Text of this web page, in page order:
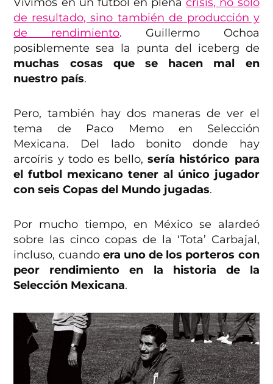
de resultado, sino también de producción y
de rendimiento. Guillermo Ochoa
posiblemente sea la punta del iceberg de
muchas cosas que se hacen mal en
nuestro país.
Pero, también hay dos maneras de ver el
tema de Paco Memo en Selección
Mexicana. Del lado bonito donde hay
arcoíris y todo es bello,sería histórico para
el futbol mexicano tener al único jugador
con seis Copas del Mundo jugadas.
Por mucho tiempo, en México se alardeó
sobre las cinco copas de la ‘Tota’ Carbajal,
incluso, cuando era uno de los porteros con
peor rendimiento en la historia de la
Selección Mexicana.